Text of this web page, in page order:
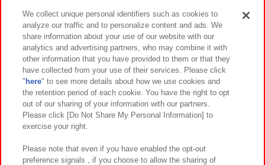
イベント・キャンペーン
関連会社 サステナビリティ サイトポリシー
プライバシーポリシー ウェブアクセシビリティ方針と検証結果
お取引先さまとともに
カスタマーハラスメント対応方針 よくあるご質問・お問い合わせ
We collect unique personal identifiers such as cookies to
analyze our traffic and to personalize content and ads. We
share information about your use of our website with our
analytics and advertising partners, who may combine it with
other information that you have provided to them or that they
have collected from your use of their services. Please click
" here" to see more details about how we use cookies and
the retention period of each cookie. You have the right to opt
out of our sharing of your information with our partners.
Please click [Do Not Share My Personal Information] to
exercise your right.
Please note that even if you have enabled the opt-out
preference signals , if you choose to allow the sharing of